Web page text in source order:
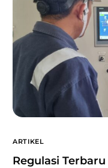
ARTIKEL
Regulasi